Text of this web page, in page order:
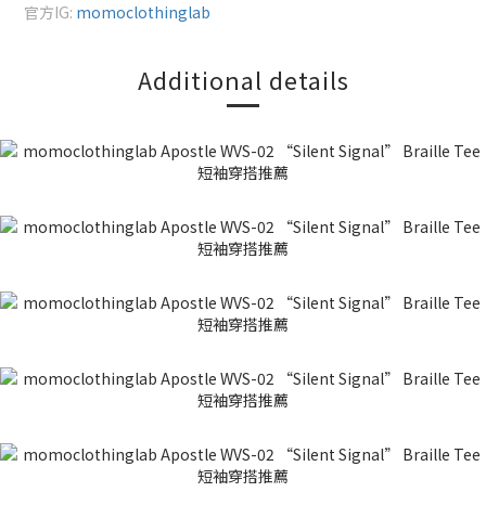
官方IG: momoclothinglab
Additional details